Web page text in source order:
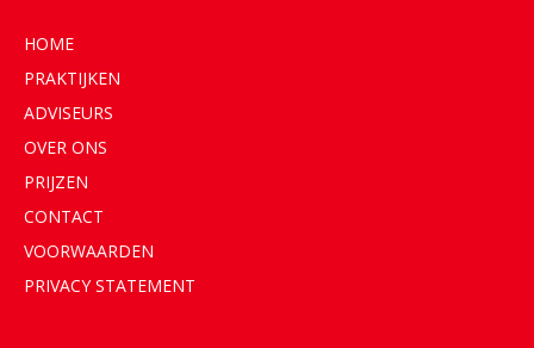
HOME
PRAKTIJKEN
ADVISEURS
OVER ONS
PRIJZEN
CONTACT
VOORWAARDEN
PRIVACY STATEMENT